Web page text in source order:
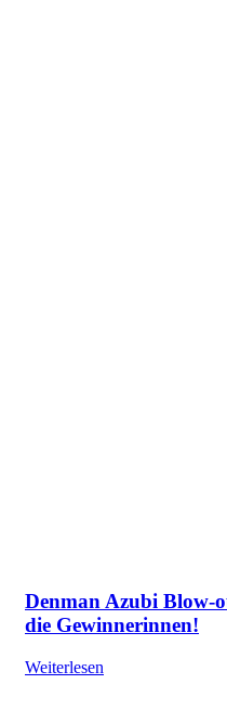
Denman Azubi Blow-
die Gewinnerinnen!
Weiterlesen